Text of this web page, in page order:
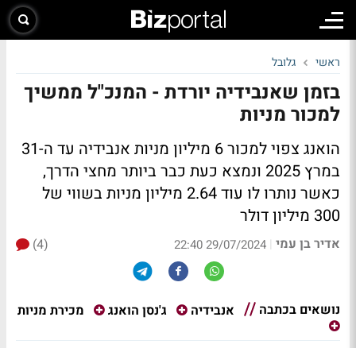
ראשי גלובל
בזמן שאנבידיה יורדת - המנכ"ל ממשיך
למכור מניות
הואנג צפוי למכור 6 מיליון מניות אנבידיה עד ה-31
במרץ 2025 ונמצא כעת כבר ביותר מחצי הדרך,
כאשר נותרו לו עוד 2.64 מיליון מניות בשווי של
300 מיליון דולר
אדיר בן עמי |
29/07/2024 22:40
(4)
נושאים בכתבה אנבידיה ג'נסן הואנג מכירת מניות